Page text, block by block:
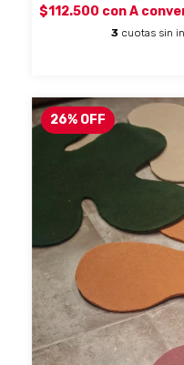
$112.500 con A
3 cuotas sin
26% OFF